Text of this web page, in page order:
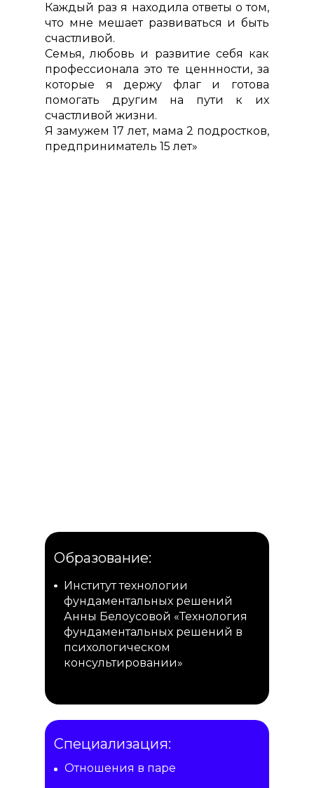
Образование:
Институт технологии
фундаментальных решений
Анны Белоусовой «Технология
фундаментальных решений в
психологическом
консультировании»
Каждый раз я находила ответы о том,
что мне мешает развиваться и быть
счастливой.
Семья, любовь и развитие себя как
профессионала это те ценнности, за
которые я держу флаг и готова
помогать другим на пути к их
счастливой жизни.
Я замужем 17 лет, мама 2 подростков,
предприниматель 15 лет»
Специализация:
Отношения в паре